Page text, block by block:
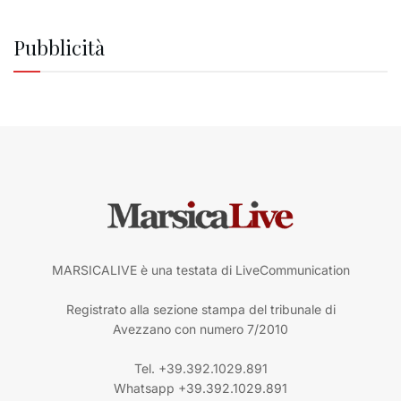
Pubblicità
MARSICALIVE è una testata di LiveCommunication
Registrato alla sezione stampa del tribunale di
Avezzano con numero 7/2010
Tel. +39.392.1029.891
Whatsapp +39.392.1029.891